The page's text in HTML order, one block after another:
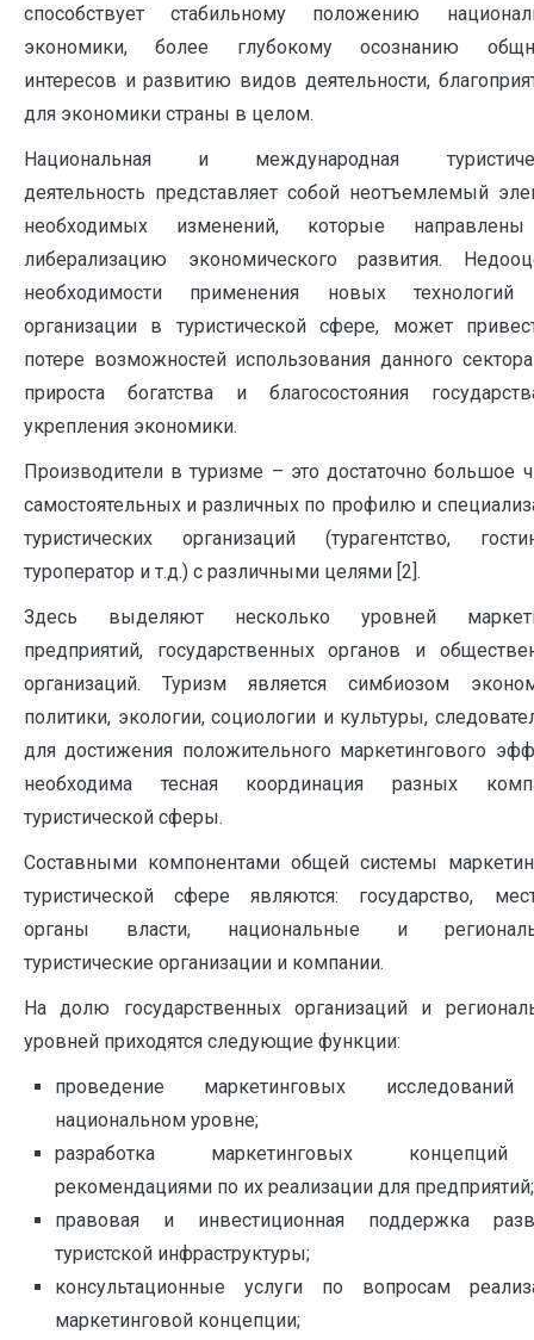
способствует стабильному положению
экономики, более глубокому осознанию
интересов и развитию видов деятельности,
для экономики страны в целом.
Национальная и международная
деятельность представляет собой неотъемлемый
необходимых изменений, которые
либерализацию экономического развития.
необходимости применения новых технологий
организации в туристической сфере, может
потере возможностей использования данного
прироста богатства и благосостояния
укрепления экономики.
Производители в туризме – это достаточно большое
самостоятельных и различных по профилю и
туристических организаций (турагентство,
туроператор и т.д.) с различными целями [2].
Здесь выделяют несколько уровней
предприятий, государственных органов и
организаций. Туризм является симбиозом
политики, экологии, социологии и культуры,
для достижения положительного маркетингового
необходима тесная координация разных
туристической сферы.
Составными компонентами общей системы
туристической сфере являются: государство,
органы власти, национальные и
туристические организации и компании.
На долю государственных организаций и
уровней приходятся следующие функции:
проведение маркетинговых
национальном уровне;
разработка маркетинговых
рекомендациями по их реализации для предприятий;
правовая и инвестиционная поддержка
туристской инфраструктуры;
консультационные услуги по вопросам
маркетинговой концепции;